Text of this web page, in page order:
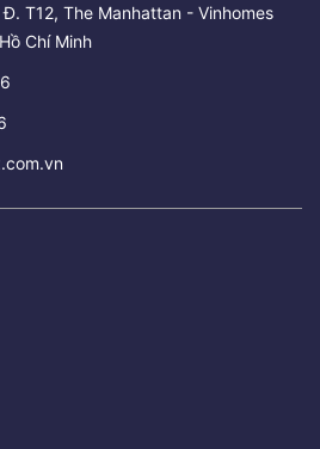
T12, The Manhattan - Vinhomes
Chí Minh